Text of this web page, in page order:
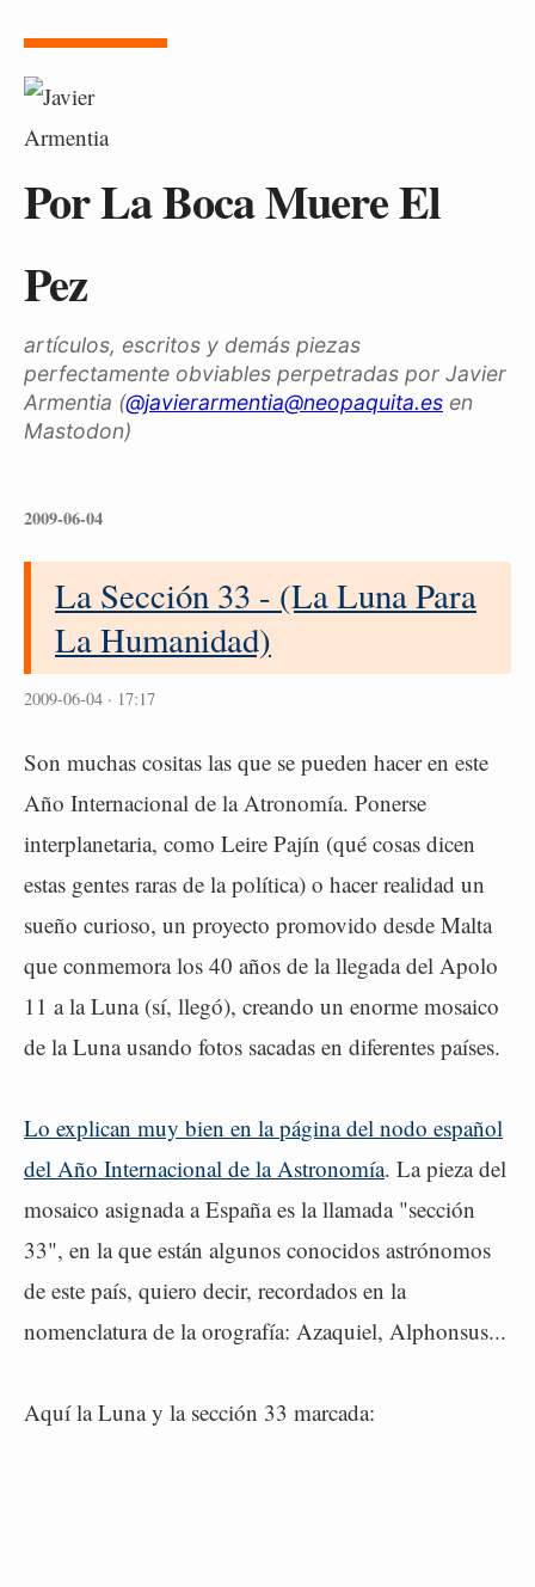
Por La Boca Muere El
Pez
artículos, escritos y demás piezas
perfectamente obviables perpetradas por Javier
Armentia (@javierarmentia@neopaquita.es en
Mastodon)
2009-06-04
La Sección 33 - (La Luna Para
La Humanidad)
2009-06-04 · 17:17
Son muchas cositas las que se pueden hacer en este
Año Internacional de la Atronomía. Ponerse
interplanetaria, como Leire Pajín (qué cosas dicen
estas gentes raras de la política) o hacer realidad un
sueño curioso, un proyecto promovido desde Malta
que conmemora los 40 años de la llegada del Apolo
11 a la Luna (sí, llegó), creando un enorme mosaico
de la Luna usando fotos sacadas en diferentes países.
Lo explican muy bien en la página del nodo español
del Año Internacional de la Astronomía. La pieza del
mosaico asignada a España es la llamada "sección
33", en la que están algunos conocidos astrónomos
de este país, quiero decir, recordados en la
nomenclatura de la orografía: Azaquiel, Alphonsus...
Aquí la Luna y la sección 33 marcada: